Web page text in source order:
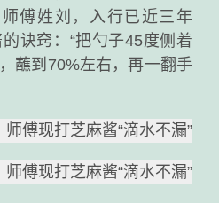
傅姓刘，入行已近三年
诀窍：“把勺子45度侧着
蘸到70%左右，再一翻手